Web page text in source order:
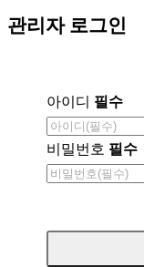
관리자 로그인
아이디 필수
비밀번호 필수